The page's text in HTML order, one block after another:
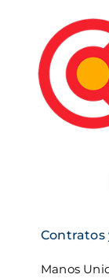
Contratos
Manos